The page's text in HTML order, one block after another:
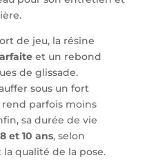
de jeu, la résine
et un rebond
de glissade.
sous un fort
parfois moins
sa durée de vie
8 et 10 ans, selon
la qualité de la pose.